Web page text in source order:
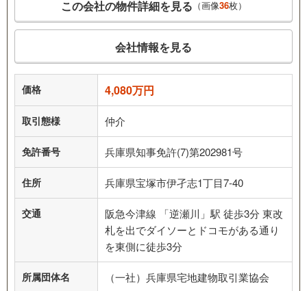
この会社の物件詳細を見る （画像36枚）
会社情報を見る
価格 4,080万円
取引態様 仲介
免許番号 兵庫県知事免許(7)第202981号
住所 兵庫県宝塚市伊孑志1丁目7-40
交通
阪急今津線 「逆瀬川」駅 徒歩3分 東改
札を出でダイソーとドコモがある通り
を東側に徒歩3分
所属団体名 （一社）兵庫県宅地建物取引業協会